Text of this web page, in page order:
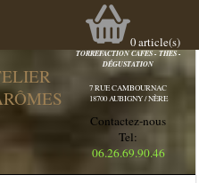
0article(s)
COMMERCE
SPECIALISÉ
TORREFACTION CAFES - THES -
DÉGUSTATION
7 RUE CAMBOURNAC
18700 AUBIGNY / NÈRE
Contactez-nous
Tel:
06.26.69.90.46